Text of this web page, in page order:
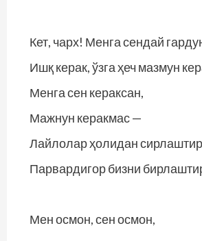
Кет, чарх! Менга сендай
Ишқ керак, ўзга ҳеч мазмун
Менга сен кераксан,
Мажнун керакмас —
Лайлолар ҳолидан
Парвардигор бизни
Мен осмон, сен осмон,